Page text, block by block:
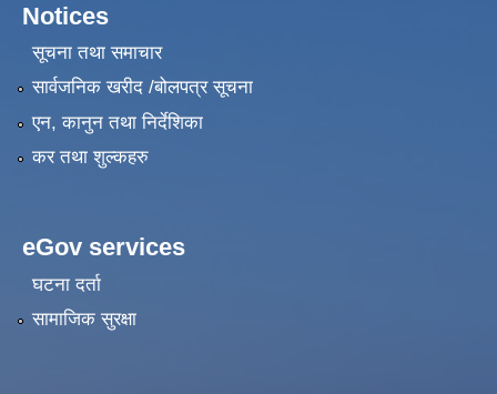
Notices
सूचना तथा समाचार
सार्वजनिक खरीद /बोलपत्र सूचना
एन, कानुन तथा निर्देशिका
कर तथा शुल्कहरु
eGov services
घटना दर्ता
सामाजिक सुरक्षा